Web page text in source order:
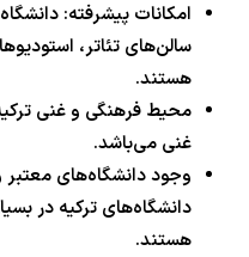
امکانات پیشرفته:
سالن‌های تئاتر،
هستند.
محیط فرهنگی و غنی
غنی می‌‌باشد.
وجود دانشگاه‌های معتبر
دانشگاه‌های ترکیه در
هستند.